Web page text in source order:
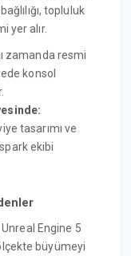
topluluk
yer alır.
zamanda resmi
konsol
tasarımı ve
ekibi
Engine 5
büyümeyi